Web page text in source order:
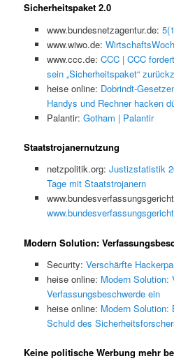
Sicherheitspaket 2.0
www.bundesnetzagentur.de:
www.wiwo.de:
www.ccc.de: CCC | CCC
sein „Sicherheitspaket“
heise online: Dobrindt-
Handys und Rechner hacken
Palantir: Gotham | Palantir
Staatstrojanernutzung
netzpolitik.org: Justizstatistik
Tage mit Staatstrojanern
Modern Solution:
Security: Verschärfte
heise online: Modern Solution:
Verfassungsbeschwerde ein
heise online: Modern Solution:
Schuld des
Keine politische Werbung mehr